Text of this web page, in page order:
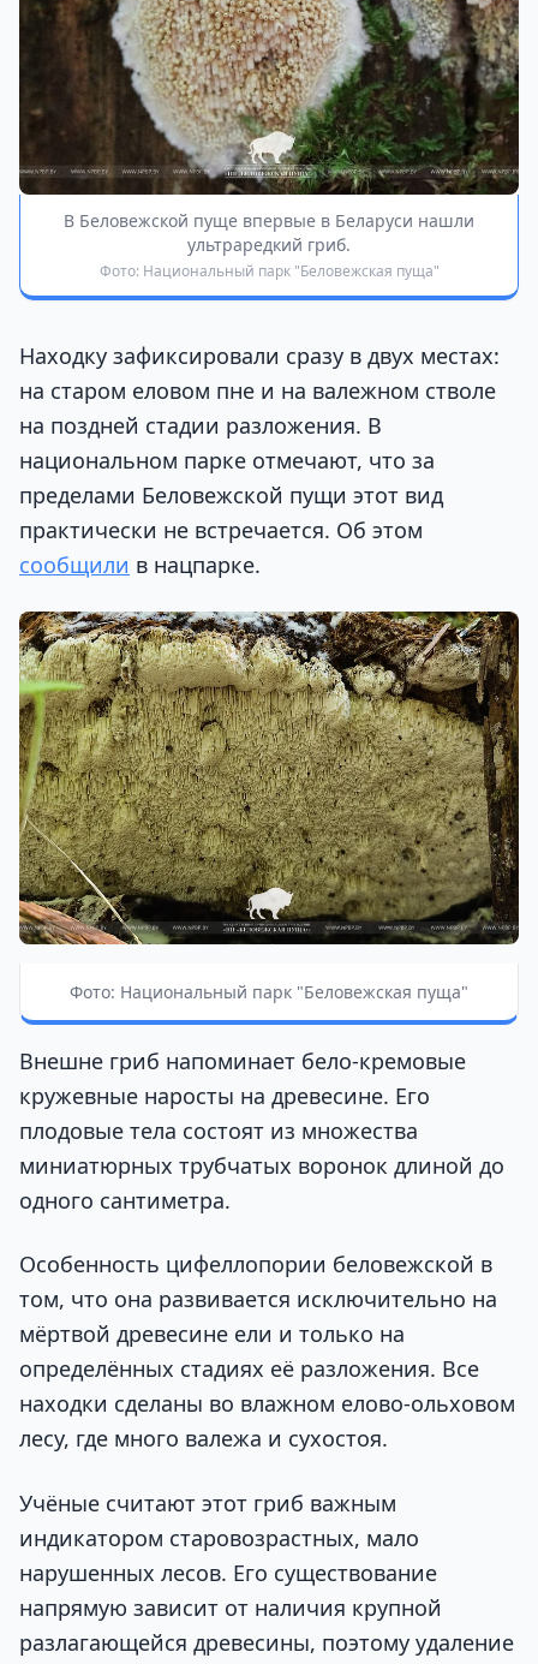
В Беловежской пуще впервые в Беларуси нашли
ультраредкий гриб.
Фото: Национальный парк "Беловежская пуща"
Находку зафиксировали сразу в двух местах:
на старом еловом пне и на валежном стволе
на поздней стадии разложения. В
национальном парке отмечают, что за
пределами Беловежской пущи этот вид
практически не встречается. Об этом
сообщили в нацпарке.
Фото: Национальный парк "Беловежская пуща"
Внешне гриб напоминает бело-кремовые
кружевные наросты на древесине. Его
плодовые тела состоят из множества
миниатюрных трубчатых воронок длиной до
одного сантиметра.
Особенность цифеллопории беловежской в
том, что она развивается исключительно на
мёртвой древесине ели и только на
определённых стадиях её разложения. Все
находки сделаны во влажном елово-ольховом
лесу, где много валежа и сухостоя.
Учёные считают этот гриб важным
индикатором старовозрастных, мало
нарушенных лесов. Его существование
напрямую зависит от наличия крупной
разлагающейся древесины, поэтому удаление